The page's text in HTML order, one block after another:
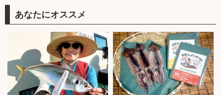
あなたにオススメ